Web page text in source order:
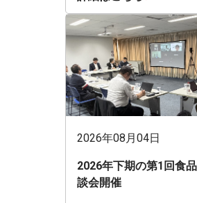
2026年08月04日
2026年下期の第1回食
談会開催